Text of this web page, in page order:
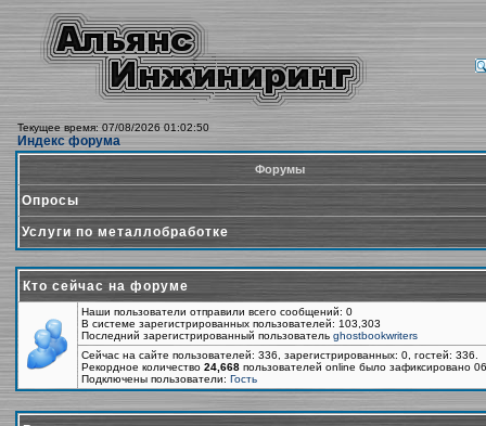
Текущее время: 07/08/2026 01:02:50
Индекс форума
Форумы
Опросы
Услуги по металлобработке
Кто сейчас на форуме
Наши пользователи отправили всего сообщений: 0
В системе зарегистрированных пользователей: 103,303
Последний зарегистрированный пользователь ghostbookwriters
Сейчас на сайте пользователей: 336, зарегистрированных: 0, гостей:
Рекордное количество 24,668 пользователей online было зафиксировано
Подключены пользователи: Гость